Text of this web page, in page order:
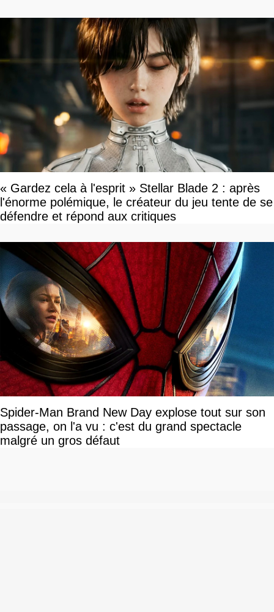
« Gardez cela à l'esprit » Stellar Blade 2 : après
l'énorme polémique, le créateur du jeu tente de se
défendre et répond aux critiques
Spider-Man Brand New Day explose tout sur son
passage, on l'a vu : c'est du grand spectacle
malgré un gros défaut